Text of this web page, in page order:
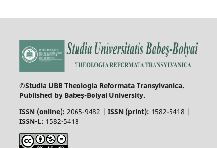
©Studia UBB Theologia Reformata Transylvanica.
Published by Babeș-Bolyai University.
ISSN (online): 2065-9482 | ISSN (print): 1582-5418 |
ISSN-L: 1582-5418